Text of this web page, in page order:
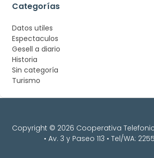
Categorías
Datos utiles
Espectaculos
Gesell a diario
Historia
Sin categoría
Turismo
Copyright © 2026 Cooperativa
• Av. 3 y Paseo 113 • Tel/WA: